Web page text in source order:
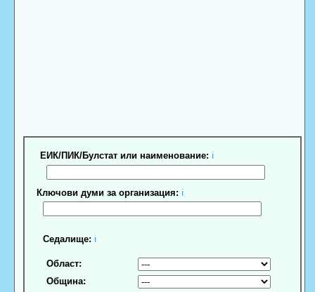
ЕИК/ПИК/Булстат или наименование: ℹ
Ключови думи за организация: ℹ
Седалище: ℹ
Област:
Община: